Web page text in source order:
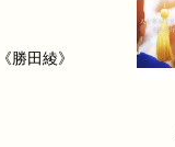
《勝田綾》